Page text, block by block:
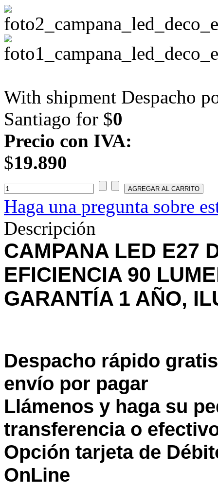
With shipment Despacho
Santiago for $0
Precio con IVA:
$19.890
Haga una pregunta sobre
Descripción
CAMPANA LED E27
EFICIENCIA 90
GARANTÍA 1 AÑO,
Despacho rápido
envío por pagar
Llámenos y haga su
transferencia o
Opción tarjeta de
OnLine